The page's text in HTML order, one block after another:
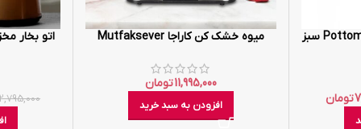
قهوه ساز هومند Pottoman 1833h سبز
تومان
میوه خشک کن کاراجا Mutfaksever
11,995,000تومان
افزودن به سبد خرید